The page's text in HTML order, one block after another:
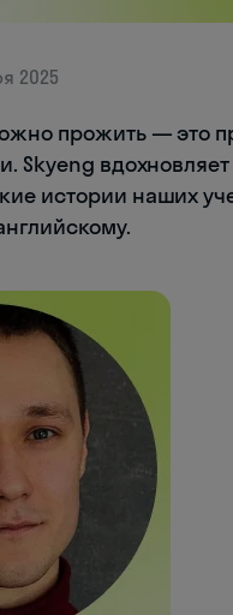
2025
прожить — это
Skyeng
истории наших